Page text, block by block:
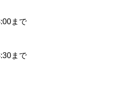
まで
まで